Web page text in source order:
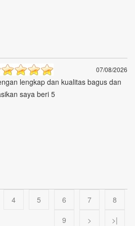
07/08/2026
lengkap dan kualitas bagus dan
saya beri 5
4 5 6 7
8
9
> >|